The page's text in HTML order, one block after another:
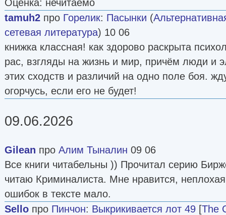
Оценка: нечитаемо
tamuh2 про Горелик: Пасынки (
сетевая литература) 10 06
книжка классная! как здорово раскрыта
рас, взгляды на жизнь и мир, причём люди и
этих сходств и различий на одно поле боя.
огорчусь, если его не будет!
09.06.2026
Gilean про Алим Тыналин 09 06
Все книги читабельны )) Прочитал серию
читаю Криминалиста. Мне нравится,
ошибок в тексте мало.
Sello про Пинчон: Выкрикивается лот 49 [The